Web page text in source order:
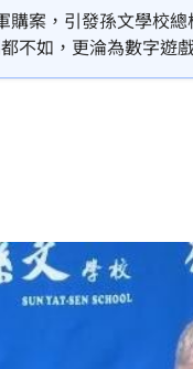
檔成避風港 05:45
否取決美國
人鬆一口氣 05:30
案，引發孫文學校
不如，更淪為數字遊
應多補充鈣質，以
為當前政壇關注焦點。